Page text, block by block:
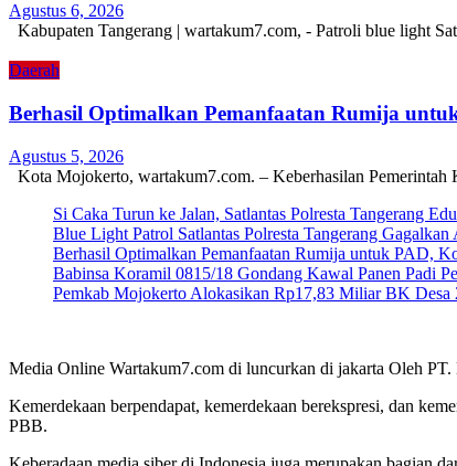
Agustus 6, 2026
Kabupaten Tangerang | wartakum7.com, - Patroli blue light
Daerah
Berhasil Optimalkan Pemanfaatan Rumija
Agustus 5, 2026
Kota Mojokerto, wartakum7.com. – Keberhasilan
Si Caka Turun ke Jalan, Satlantas Polresta Tangerang
Blue Light Patrol Satlantas Polresta Tangerang
Berhasil Optimalkan Pemanfaatan Rumija untuk PAD,
Babinsa Koramil 0815/18 Gondang Kawal Panen Padi
Pemkab Mojokerto Alokasikan Rp17,83 Miliar BK Desa
Media Online Wartakum7.com di luncurkan di jakarta Oleh
Kemerdekaan berpendapat, kemerdekaan berekspresi, dan
PBB.